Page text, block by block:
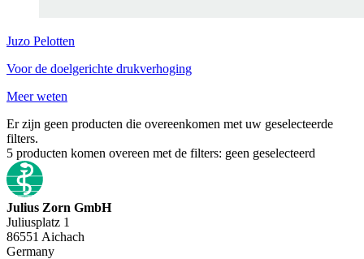
Juzo Pelotten
Voor de doelgerichte drukverhoging
Meer weten
Er zijn geen producten die overeenkomen met uw geselecteerde
filters.
5 producten komen overeen met de filters: geen geselecteerd
Julius Zorn GmbH
Juliusplatz 1
86551 Aichach
Germany